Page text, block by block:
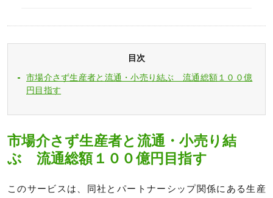
目次
市場介さず生産者と流通・小売り結ぶ 流通総額１００億
円目指す
市場介さず生産者と流通・小売り結
ぶ 流通総額１００億円目指す
このサービスは、同社とパートナーシップ関係にある生産